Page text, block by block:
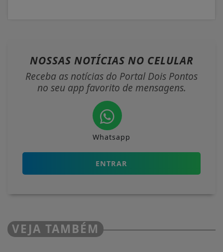
NOSSAS NOTÍCIAS NO CELULAR
Receba as notícias do Portal Dois Pontos
no seu app favorito de mensagens.
Whatsapp
ENTRAR
VEJA TAMBÉM